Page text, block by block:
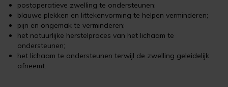
postoperatieve zwelling te ondersteunen;
blauwe plekken en littekenvorming te helpen verminderen;
pijn en ongemak te verminderen;
het natuurlijke herstelproces van het lichaam te
ondersteunen;
het lichaam te ondersteunen terwijl de zwelling geleidelijk
afneemt.